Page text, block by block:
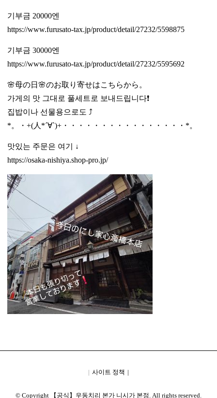
기부금 20000엔
https://www.furusato-tax.jp/product/detail/27232/5598875
기부금 30000엔
https://www.furusato-tax.jp/product/detail/27232/5595692
🌸母の日🌸のお取り寄せはこちらから。
가게의 맛 그대로 풀세트로 보내드립니다❗️
집밥이나 선물용으로도 ⤴️
*。・+(人*´∀`)+・・・・・・・・・・・・・・・・*。
맛있는 주문은 여기 ↓
https://osaka-nishiya.shop-pro.jp/
사이트 정책
© Copyright 【공식】우동치리 본가 니시가 본점. All rights reserved.